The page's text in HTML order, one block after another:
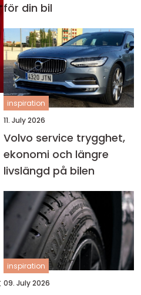
för din bil
inspiration
11. July 2026
Volvo service trygghet,
ekonomi och längre
livslängd på bilen
inspiration
09. July 2026